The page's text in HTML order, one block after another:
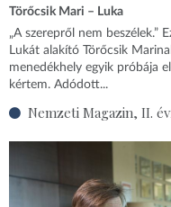
Törőcsik Mari – Luka
„A szerepről nem beszélek.”
Lukát alakító Törőcsik
menedékhely egyik próbája
kértem. Adódott...
Nemzeti Magazin, II.